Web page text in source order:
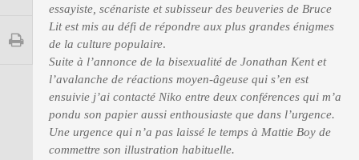
MUSIQUE
LA BRUCE TEAM : SAISON 13
PRESSE
essayiste, scénariste et subisseur des beuveries de Bruce
Lit est mis au défi de répondre aux plus grandes énigmes
de la culture populaire.
Suite à l’annonce de la bisexualité de Jonathan Kent et
l’avalanche de réactions moyen-âgeuse qui s’en est
ensuivie j’ai contacté Niko entre deux conférences qui m’a
pondu son papier aussi enthousiaste que dans l’urgence.
Une urgence qui n’a pas laissé le temps à Mattie Boy de
commettre son illustration habituelle.
Special Guest Spidey Superman Teamup
Tornado Urban Vertigo xmen